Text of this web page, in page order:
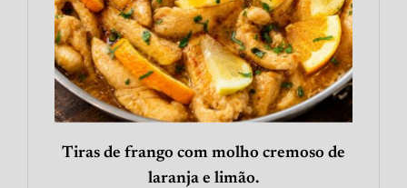
Tiras de frango com molho cremoso de
laranja e limão.